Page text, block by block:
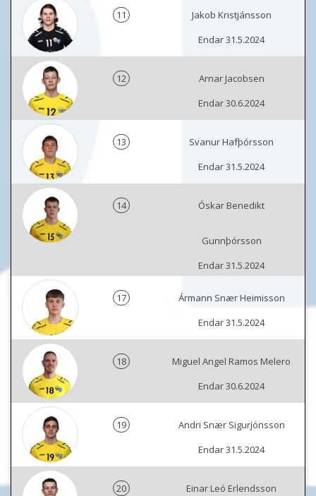
11
Jakob Kristjánsson
Endar 31.5.2024
12
Arnar Jacobsen
Endar 30.6.2024
13
Svanur Hafþórsson
Endar 31.5.2024
14 Óskar Benedikt
Gunnþórsson
Endar 31.5.2024
17
Ármann Snær Heimisson
Endar 31.5.2024
18
Miguel Angel Ramos Melero
Endar 30.6.2024
19
Andri Snær Sigurjónsson
Endar 31.5.2024
20
Einar Leó Erlendsson